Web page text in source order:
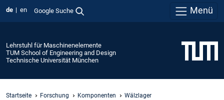
de en Google Suche Menü
Lehrstuhl für Maschinenelemente
TUM School of Engineering and Design
Technische Universität München
Startseite Forschung Komponenten Wälzlager